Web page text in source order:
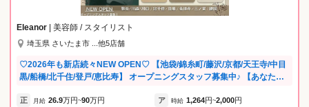
Eleanor | 美容師 / スタイリスト
埼玉県 さいたま市 ...他5店舗
♡2026年も新店続々NEW OPEN♡ 【池袋/錦糸町/藤沢/京都/天王寺/中目
黒/船橋/北千住/登戸/恵比寿】 オープニングスタッフ募集中♪ 【あなたの
度、社内のトップを目指すスタッフ・店舗を表彰するアワードを開催！
正 月給 26.9万円~90万円 ア 時給 1,264円~2,000円